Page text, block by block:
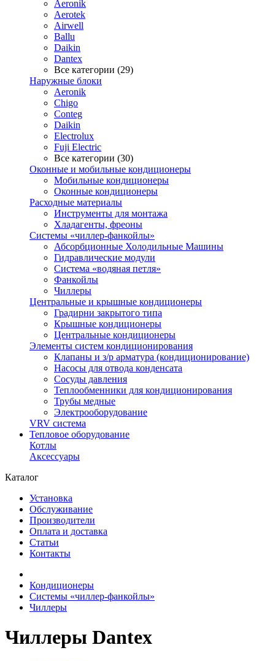
Aeronik
Aerotek
Airwell
Ballu
Daikin
Dantex
Все категории (29)
Наружные блоки
Aeronik
Chigo
Conteg
Daikin
Electrolux
Fuji Electric
Все категории (30)
Оконные и мобильные кондиционеры
Мобильные кондиционеры
Оконные кондиционеры
Расходные материалы
Инструменты для монтажа
Хладагенты, фреоны
Системы «чиллер-фанкойлы»
Абсорбционные Холодильные Машины
Гидравлические модули
Система «водяная петля»
Фанкойлы
Чиллеры
Центральные и крышные кондиционеры
Градирни закрытого типа
Крышные кондиционеры
Центральные кондиционеры
Элементы систем кондиционирования
Клапаны и з/р арматура (кондиционирование)
Насосы для отвода конденсата
Сосуды давления
Теплообменники для кондиционирования
Трубы медные
Электрооборудование
VRV система
Тепловое оборудование
Котлы
Аксессуары
Каталог
Установка
Обслуживание
Производители
Оплата и доставка
Статьи
Контакты
Кондиционеры
Системы «чиллер-фанкойлы»
Чиллеры
Чиллеры Dantex